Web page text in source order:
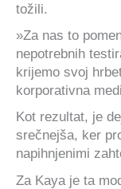
tožili.
»Za nas to
nepotrebnih
krijemo svoj
korporativna
Kot rezultat, je
srečnejša, ker
napihnjenimi
Za Kaya je ta